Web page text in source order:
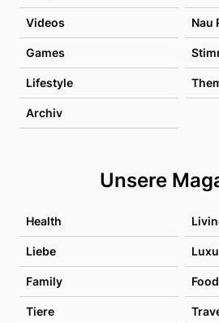
Videos Nau
Games
Lifestyle
Archiv
Unsere
Health
Liebe
Family Food
Tiere